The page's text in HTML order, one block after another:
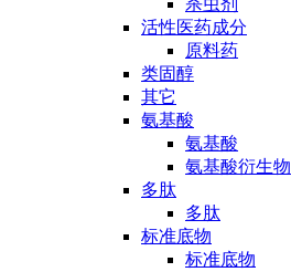
杀虫剂
活性医药成分
原料药
类固醇
其它
氨基酸
氨基酸
氨基酸衍生物
多肽
多肽
标准底物
标准底物